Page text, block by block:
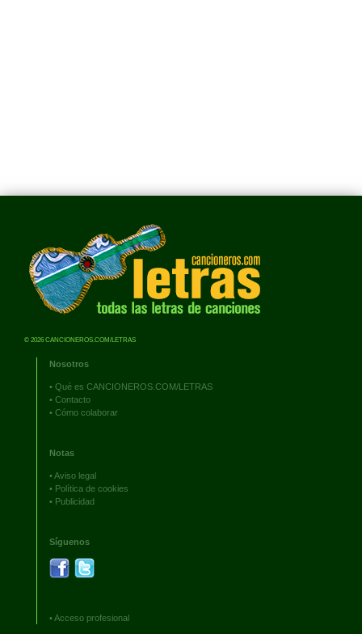
© 2026 CANCIONEROS.COM/LETRAS
Nosotros
• Qué es CANCIONEROS.COM/LETRAS
• Contacto
• Cómo colaborar
Notas
•Aviso legal
• Política de cookies
• Publicidad
Síguenos
•Acceso profesional